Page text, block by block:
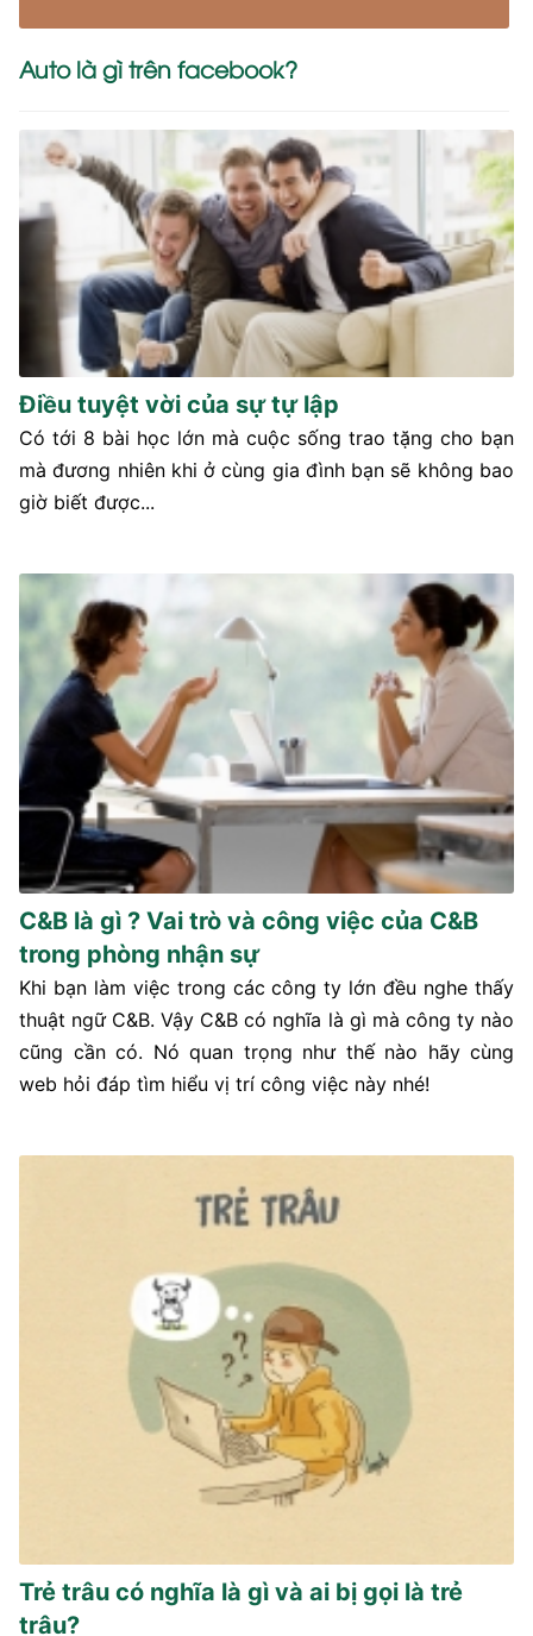
Auto là gì trên facebook?
Điều tuyệt vời của sự tự lập
Có tới 8 bài học lớn mà cuộc sống trao tặng cho bạn
mà đương nhiên khi ở cùng gia đình bạn sẽ không bao
giờ biết được...
C&B là gì ? Vai trò và công việc của C&B
trong phòng nhận sự
Khi bạn làm việc trong các công ty lớn đều nghe thấy
thuật ngữ C&B. Vậy C&B có nghĩa là gì mà công ty nào
cũng cần có. Nó quan trọng như thế nào hãy cùng
web hỏi đáp tìm hiểu vị trí công việc này nhé!
Trẻ trâu có nghĩa là gì và ai bị gọi là trẻ
trâu?